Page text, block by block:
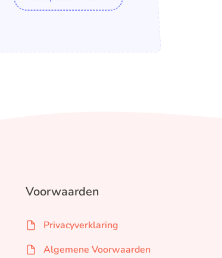
Voorwaarden
Privacyverklaring
Algemene Voorwaarden